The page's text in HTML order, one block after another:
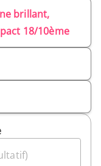
brillant,
18/10ème